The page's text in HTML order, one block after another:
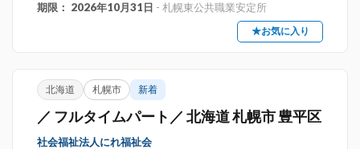
期限： 2026年10月31日 - 札幌東公共職業安定所
★お気に入り
北海道 札幌市 新着
／ フルタイムパート／ 北海道 札幌市 豊平区
社会福祉法人にれ福祉会